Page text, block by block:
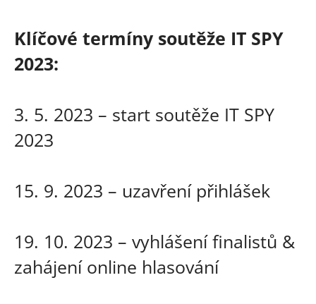
Klíčové termíny soutěže IT SPY
2023:
3. 5. 2023 – start soutěže IT SPY
2023
15. 9. 2023 – uzavření přihlášek
19. 10. 2023 – vyhlášení finalistů &
zahájení online hlasování